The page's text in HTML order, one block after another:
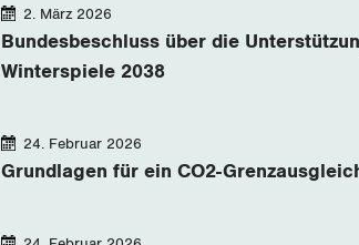
Bundesbeschluss über die
Winterspiele 2038
2. März 2026
Grundlagen für ein CO2-
24. Februar 2026